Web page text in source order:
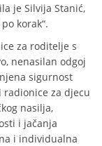
je Silvija Stanić,
korak“.
za roditelje s
nenasilan odgoj
sigurnost
radionice za djecu
nasilja,
i jačanja
i individualna